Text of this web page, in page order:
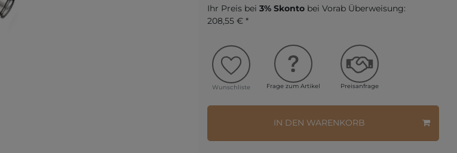
Ihr Preis bei 3% Skonto bei Vorab Überweisung:
208,55 € *
Wunschliste Frage zum Artikel Preisanfrage
IN DEN WARENKORB